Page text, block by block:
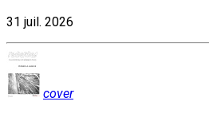
31 juil. 2026
cover